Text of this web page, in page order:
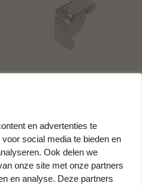
prijs per set
en advertenties te
social media te bieden en
Ook delen we
onze site met onze partners
en analyse. Deze partners